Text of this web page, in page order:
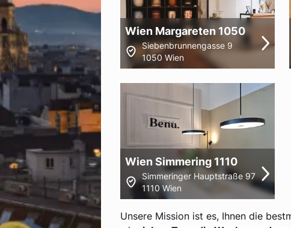
Wien Margareten 1050
Siebenbrunnengasse 9
1050 Wien
Wien Simmering 1110
Simmeringer Hauptstraße 97
1110 Wien
Unsere Mission ist es, Ihnen die